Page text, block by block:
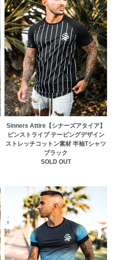
Sinners Attire【シナーズアタイア】
ピンストライプ テーピングデザイン
ストレッチコットン素材 半袖Tシャツ
ブラック
SOLD OUT